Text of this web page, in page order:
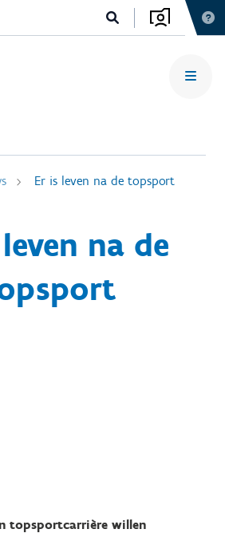
Er is leven na de topsport
na de
topsportcarrière willen